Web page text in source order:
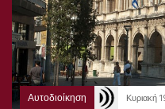
Αυτοδιοίκηση Κυριακή